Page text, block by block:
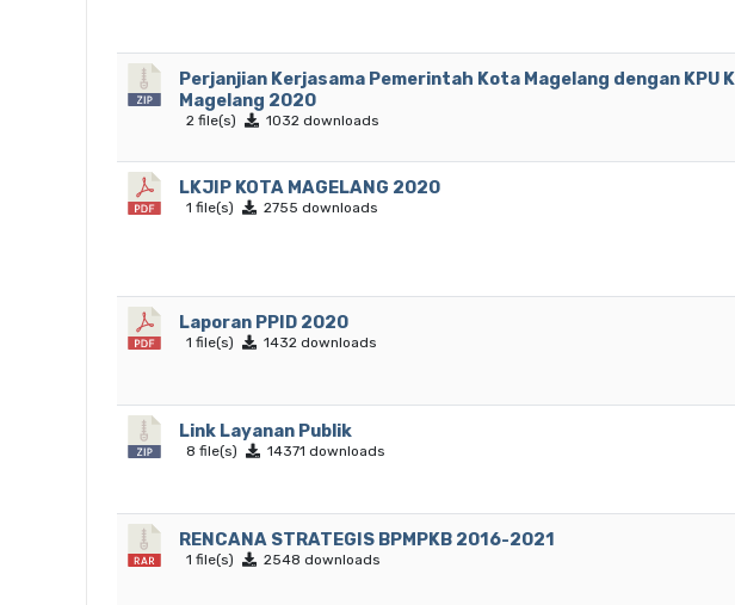
Perjanjian Kerjasama Pemerintah Kota Magelang dengan KPU
Magelang 2020
2 file(s) 1032 downloads
LKJIP KOTA MAGELANG 2020
1 file(s) 2755 downloads
Laporan PPID 2020
1 file(s) 1432 downloads
Link Layanan Publik
8 file(s) 14371 downloads
RENCANA STRATEGIS BPMPKB 2016-2021
1 file(s) 2548 downloads